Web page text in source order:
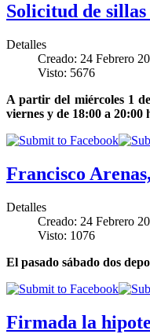
Solicitud de sillas
Detalles
Creado: 24 Febrero
Visto: 5676
A partir del miércoles 1
viernes y de 18:00 a 20:00
Francisco
Detalles
Creado: 24 Febrero
Visto: 1076
El pasado sábado dos
Firmada la